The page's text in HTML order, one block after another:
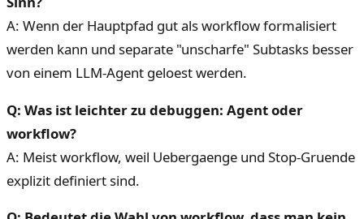
A: Wenn der Hauptpfad gut als workflow formalisiert
werden kann und separate "unscharfe" Subtasks besser
von einem LLM-Agent geloest werden.
Q: Was ist leichter zu debuggen: Agent oder
workflow?
A: Meist workflow, weil Uebergaenge und Stop-Gruende
explizit definiert sind.